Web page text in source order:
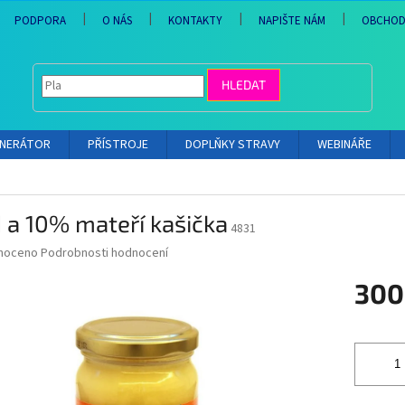
PODPORA O NÁS KONTAKTY NAPIŠTE NÁM
HLEDAT
PŘÍSTROJE DOPLŇKY STRAVY WEBINÁŘE
a 10% mateří kašička 4831
Podrobnosti hodnocení
cena: